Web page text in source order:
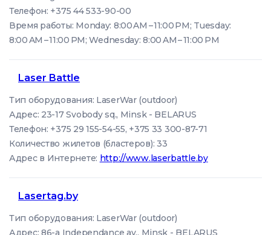
Телефон: +375 44 533-90-00
Время работы: Monday: 8:00 AM – 11:00 PM; Tuesday:
8:00 AM – 11:00 PM; Wednesday: 8:00 AM – 11:00 PM
Laser Battle
Тип оборудования: LaserWar (outdoor)
Адрес: 23-17 Svobody sq., Minsk - BELARUS
Телефон: +375 29 155-54-55, +375 33 300-87-71
Количество жилетов (бластеров): 33
Адрес в Интернете: http://www.laserbattle.by
Lasertag.by
Тип оборудования: LaserWar (outdoor)
Адрес: 86-a Independance av., Minsk - BELARUS